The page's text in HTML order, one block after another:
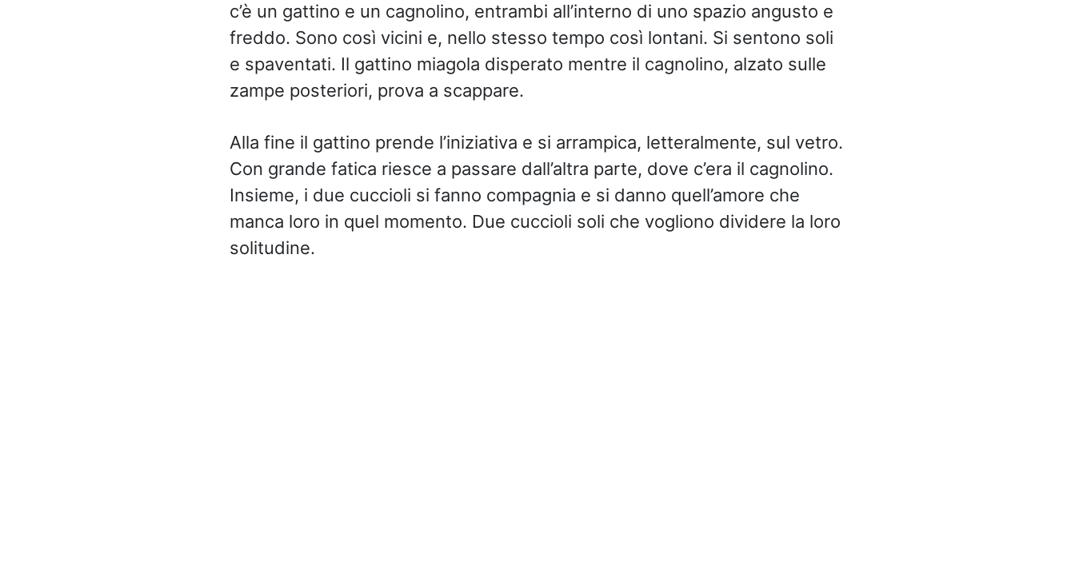
c’è un gattino e un cagnolino, entrambi all’interno di uno spazio angusto e
freddo. Sono così vicini e, nello stesso tempo così lontani. Si sentono soli
e spaventati. Il gattino miagola disperato mentre il cagnolino, alzato sulle
zampe posteriori, prova a scappare.
Alla fine il gattino prende l’iniziativa e si arrampica, letteralmente, sul vetro.
Con grande fatica riesce a passare dall’altra parte, dove c’era il cagnolino.
Insieme, i due cuccioli si fanno compagnia e si danno quell’amore che
manca loro in quel momento. Due cuccioli soli che vogliono dividere la loro
solitudine.